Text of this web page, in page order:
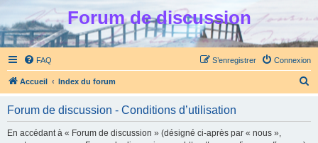
Forum de discussion
FAQ Connexion
S’enregistrer
Accueil Index du forum
Forum de discussion - Conditions d’utilisation
En accédant à « Forum de discussion » (désigné ci-après par « nous »,